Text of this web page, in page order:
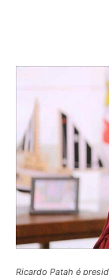
Ricardo Patah é